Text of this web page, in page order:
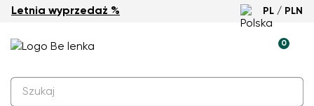
Letnia wyprzedaż % PL / PLN
0